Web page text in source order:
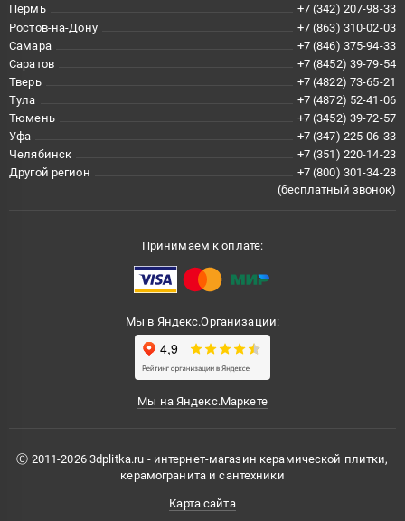
Пермь
+7 (342) 207-98-33
Ростов-на-Дону
+7 (863) 310-02-03
Самара
+7 (846) 375-94-33
Саратов
+7 (8452) 39-79-54
Тверь
+7 (4822) 73-65-21
Тула
+7 (4872) 52-41-06
Тюмень
+7 (3452) 39-72-57
Уфа
+7 (347) 225-06-33
Челябинск
+7 (351) 220-14-23
Другой регион
+7 (800) 301-34-28
(бесплатный звонок)
Принимаем к оплате:
Мы в Яндекс.Организации:
Мы на Яндекс.Маркете
Ⓒ 2011-2026 3dplitka.ru - интернет-магазин керамической плитки,
керамогранита и сантехники
Карта сайта